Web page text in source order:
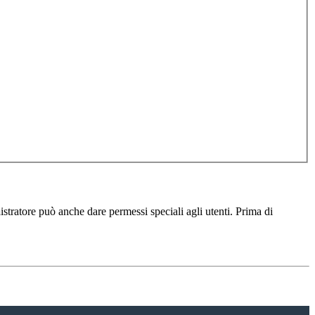
può anche dare permessi speciali agli utenti. Prima di